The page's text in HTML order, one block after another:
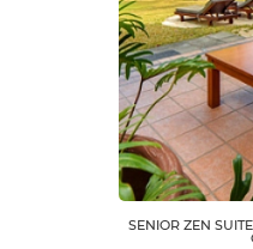
SENIOR ZEN